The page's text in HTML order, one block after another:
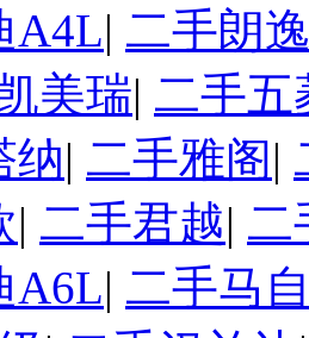
A4L| 二手朗
美瑞| 二手五
纳| 二手雅阁|
| 二手君越| 二
A6L| 二手马